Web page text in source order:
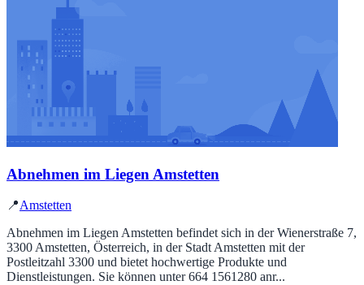
Abnehmen im Liegen Amstetten
📍Amstetten
Abnehmen im Liegen Amstetten befindet sich in der Wienerstraße 7,
3300 Amstetten, Österreich, in der Stadt Amstetten mit der
Postleitzahl 3300 und bietet hochwertige Produkte und
Dienstleistungen. Sie können unter 664 1561280 anr...